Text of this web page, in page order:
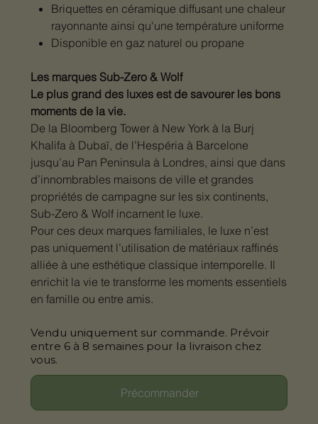
Briquettes en céramique diffusant une chaleur
rayonnante ainsi qu'une température uniforme
Disponible en gaz naturel ou propane
Les marques Sub-Zero & Wolf
Le plus grand des luxes est de savourer les bons
moments de la vie.
De la Bloomberg Tower à New York à la Burj
Khalifa à Dubaï, de l’Hespéria à Barcelone
jusqu’au Pan Peninsula à Londres, ainsi que dans
d’innombrables maisons de ville et grandes
propriétés de campagne sur les six continents,
Sub-Zero & Wolf incarnent le luxe.
Pour ces deux marques familiales, le luxe n’est
pas uniquement l’utilisation de matériaux raffinés
alliée à une esthétique classique intemporelle. Il
enrichit la vie te transforme les moments essentiels
en famille ou entre amis.
Vendu uniquement sur commande. Prévoir
entre 6 à 8 semaines pour la livraison chez
vous.
Précommander